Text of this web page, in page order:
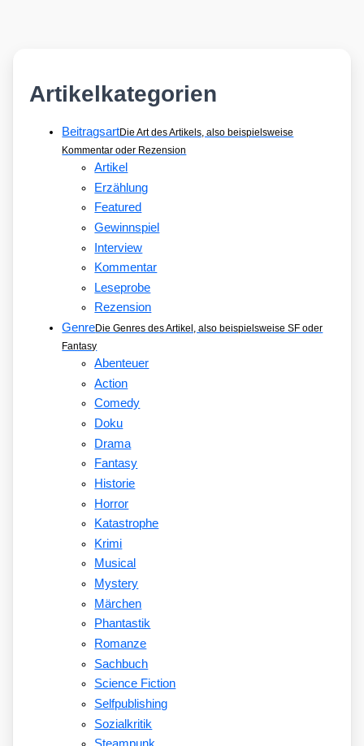
Artikelkategorien
BeitragsartDie Art des Artikels, also beispielsweise
Kommentar oder Rezension
Artikel
Erzählung
Featured
Gewinnspiel
Interview
Kommentar
Leseprobe
Rezension
GenreDie Genres des Artikel, also beispielsweise SF oder
Fantasy
Abenteuer
Action
Comedy
Doku
Drama
Fantasy
Historie
Horror
Katastrophe
Krimi
Musical
Mystery
Märchen
Phantastik
Romanze
Sachbuch
Science Fiction
Selfpublishing
Sozialkritik